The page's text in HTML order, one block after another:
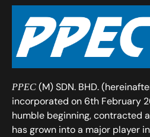
PPEC (M) SDN. BHD.
incorporated on 6th February
humble beginning, contracted
has grown into a major player